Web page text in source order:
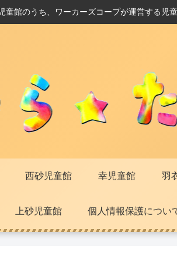
童館のうち、ワーカーズコープが運営する児
西砂児童館 幸児童館 羽
上砂児童館 個人情報保護につい